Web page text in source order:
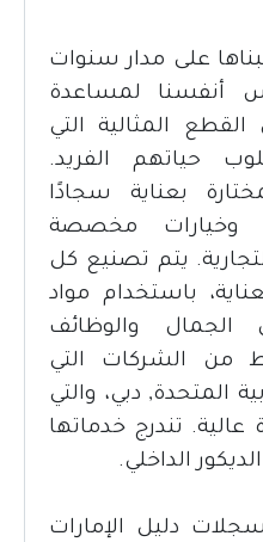
على مدار سنوات
أنفسنا لمساعدة
المثالية التي
حياتهم الفريد.
بعناية سجادًا
وخيارات مخصصة
يتم تصنيع كل
باستخدام مواد
الجمال والوظائف
من الشركات التي
المتحدة, دبي، والتي
تندرج خدماتها
الداخلي.
دليل الإمارات